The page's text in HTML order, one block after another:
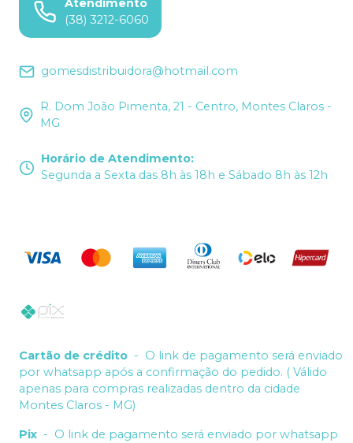
Atendimento
(38) 3212-6060
gomesdistribuidora@hotmail.com
R. Dom João Pimenta, 21 - Centro, Montes Claros -
MG
Horário de Atendimento:
Segunda a Sexta das 8h às 18h e Sábado 8h às 12h
Cartão de crédito - O link de pagamento será enviado
por whatsapp após a confirmação do pedido. ( Válido
apenas para compras realizadas dentro da cidade
Montes Claros - MG)
Pix - O link de pagamento será enviado por whatsapp